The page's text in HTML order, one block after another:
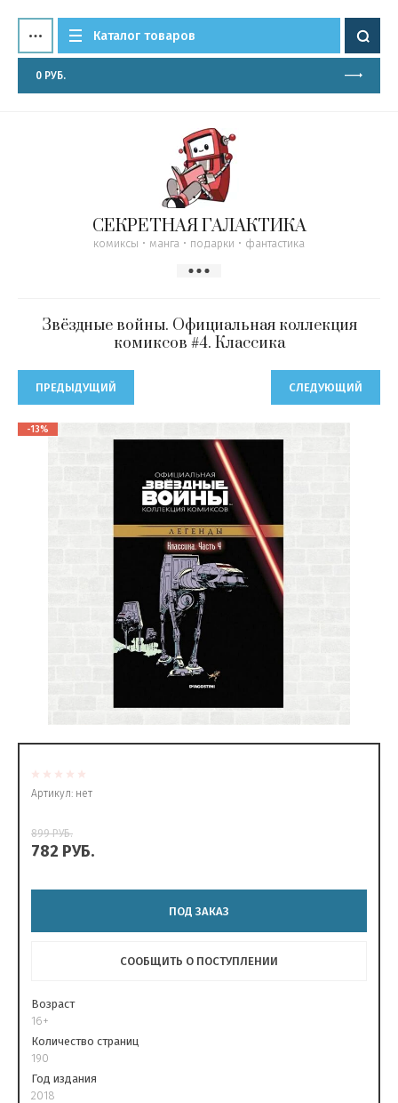
Каталог товаров
0 РУБ.
СЕКРЕТНАЯ ГАЛАКТИКА
комиксы • манга • подарки • фантастика
Звёздные войны. Официальная коллекция
комиксов #4. Классика
ПРЕДЫДУЩИЙ СЛЕДУЮЩИЙ
-13%
Артикул: нет
899РУБ.
782 РУБ.
ПОД ЗАКАЗ
СООБЩИТЬ О ПОСТУПЛЕНИИ
Возраст
16+
Количество страниц
190
Год издания
2018